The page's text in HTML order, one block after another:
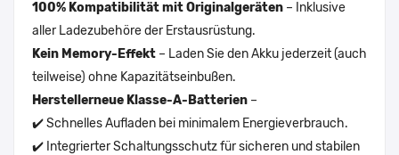
100% Kompatibilität mit Originalgeräten – Inklusive
aller Ladezubehöre der Erstausrüstung.
Kein Memory-Effekt – Laden Sie den Akku jederzeit (auch
teilweise) ohne Kapazitätseinbußen.
Herstellerneue Klasse-A-Batterien –
✔️ Schnelles Aufladen bei minimalem Energieverbrauch.
✔️ Integrierter Schaltungsschutz für sicheren und stabilen